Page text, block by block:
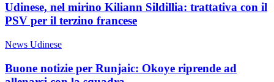
Udinese, nel mirino Kiliann Sildillia: trattativa con il
PSV per il terzino francese
News Udinese
Buone notizie per Runjaic: Okoye riprende ad